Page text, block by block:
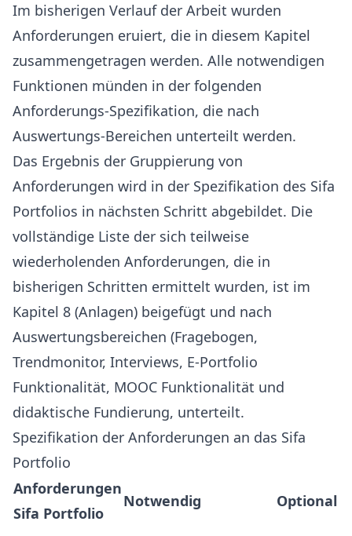
Im bisherigen Verlauf der Arbeit wurden
Anforderungen eruiert, die in diesem Kapitel
zusammengetragen werden. Alle notwendigen
Funktionen münden in der folgenden
Anforderungs-Spezifikation, die nach
Auswertungs-Bereichen unterteilt werden.
Das Ergebnis der Gruppierung von
Anforderungen wird in der Spezifikation des Sifa
Portfolios in nächsten Schritt abgebildet. Die
vollständige Liste der sich teilweise
wiederholenden Anforderungen, die in
bisherigen Schritten ermittelt wurden, ist im
Kapitel 8 (Anlagen) beigefügt und nach
Auswertungsbereichen (Fragebogen,
Trendmonitor, Interviews, E-Portfolio
Funktionalität, MOOC Funktionalität und
didaktische Fundierung, unterteilt.
Spezifikation der Anforderungen an das Sifa
Portfolio
Anforderungen
Sifa Portfolio
Notwendig Optional